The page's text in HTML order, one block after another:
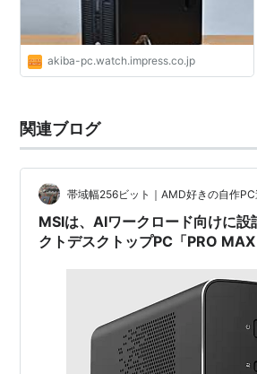
akiba-pc.watch.impress.co.jp
関連ブログ
帯域幅256ビット｜AMD好きの自作PC
MSIは、AIワークロード向けに設
クトデスクトップPC「PRO